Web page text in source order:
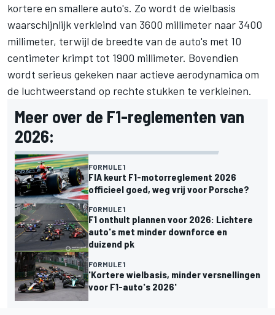
kortere en smallere auto's. Zo wordt de wielbasis
waarschijnlijk verkleind van 3600 millimeter naar 3400
millimeter, terwijl de breedte van de auto's met 10
centimeter krimpt tot 1900 millimeter. Bovendien
wordt serieus gekeken naar actieve aerodynamica om
de luchtweerstand op rechte stukken te verkleinen.
Meer over de F1-reglementen van
2026:
FORMULE 1
FIA keurt F1-motorreglement 2026
officieel goed, weg vrij voor Porsche?
FORMULE 1
F1 onthult plannen voor 2026: Lichtere
auto's met minder downforce en
duizend pk
FORMULE 1
'Kortere wielbasis, minder versnellingen
voor F1-auto's 2026'